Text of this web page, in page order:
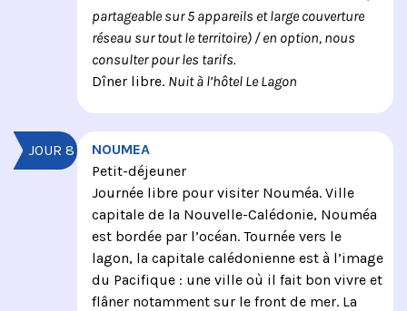
partageable sur 5 appareils et large couverture
réseau sur tout le territoire) / en option, nous
consulter pour les tarifs.
Dîner libre. Nuit à l’hôtel Le Lagon
JOUR 8
NOUMEA
Petit-déjeuner
Journée libre pour visiter Nouméa. Ville
capitale de la Nouvelle-Calédonie, Nouméa
est bordée par l’océan. Tournée vers le
lagon, la capitale calédonienne est à l’image
du Pacifique : une ville où il fait bon vivre et
flâner notamment sur le front de mer. La